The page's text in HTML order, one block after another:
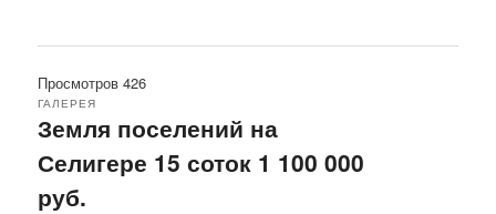
Просмотров 426
Земля поселений на
Селигере 15 соток 1 100 000
руб.
ГАЛЕРЕЯ